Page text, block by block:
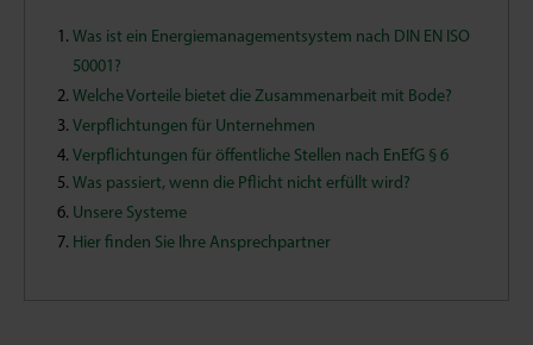
Was ist ein Energiemanagementsystem nach DIN EN ISO
50001?
Welche Vorteile bietet die Zusammenarbeit mit Bode?
Verpflichtungen für Unternehmen
Verpflichtungen für öffentliche Stellen nach EnEfG § 6
Was passiert, wenn die Pflicht nicht erfüllt wird?
Unsere Systeme
Hier finden Sie Ihre Ansprechpartner